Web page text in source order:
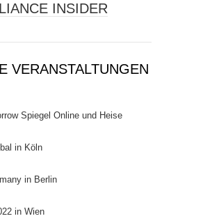
INSIDER
VERANSTALTUNGEN
Spiegel Online und Heise
in Köln
in Berlin
in Wien